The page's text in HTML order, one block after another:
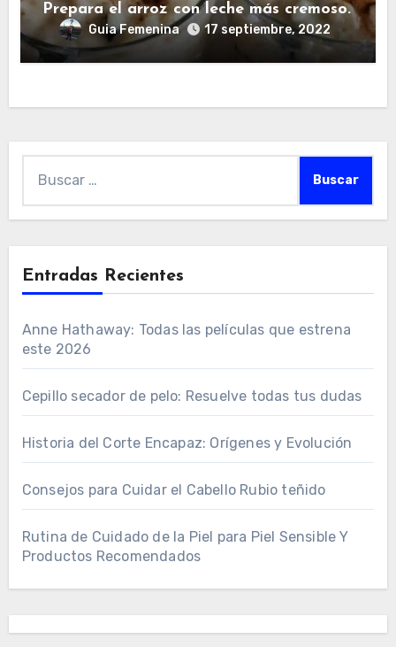
Prepara el arroz con leche más cremoso.
Guia Femenina 17 septiembre, 2022
Entradas Recientes
Anne Hathaway: Todas las películas que estrena
este 2026
Cepillo secador de pelo: Resuelve todas tus dudas
Historia del Corte Encapaz: Orígenes y Evolución
Consejos para Cuidar el Cabello Rubio teñido
Rutina de Cuidado de la Piel para Piel Sensible Y
Productos Recomendados